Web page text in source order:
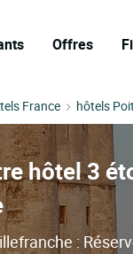
Offres
France hôtels
hôtel 3
: